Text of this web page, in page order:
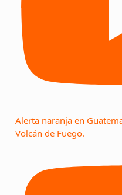
Alerta naranja en
Volcán de Fuego.